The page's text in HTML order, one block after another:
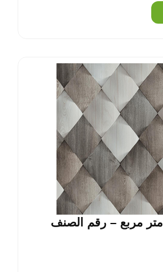
ورق جدران 16 متر مربع – رقم الصنف